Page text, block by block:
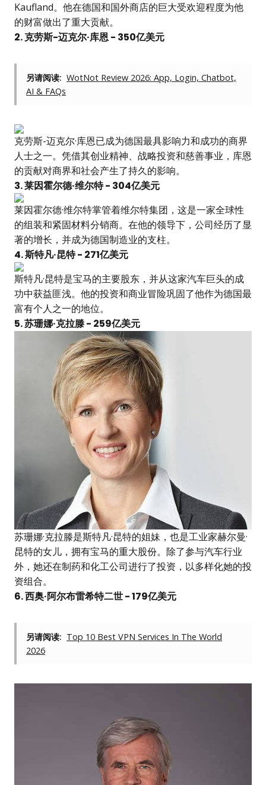
Kaufland。他在德国和国外商店的巨大受欢迎程度为他
的财富做出了重大贡献。
2. 克劳斯-迈克尔·库恩 - 350亿美元
另请阅读: WotNot Review 2026: App, Login, Chatbot,
AI & FAQs
克劳斯-迈克尔·库恩已成为德国最具影响力和成功的商界
人士之一。凭借其创业精神、战略投资和慈善事业，库恩
的贡献对商界和社会产生了持久的影响。
3. 莱因霍尔德·维尔特 - 304亿美元
莱因霍尔德·维尔特掌管着维尔特集团，这是一家全球性
的组装和紧固材料分销商。在他的领导下，公司经历了显
著的增长，并成为德国制造业的支柱。
4. 斯特凡·昆特 - 271亿美元
斯特凡·昆特是宝马的主要股东，并从这家汽车巨头的成
功中获益匪浅。他的投资和商业冒险巩固了他作为德国最
富有个人之一的地位。
5. 苏珊娜·克拉滕 - 259亿美元
苏珊娜·克拉滕是斯特凡·昆特的姐妹，也是工业家赫尔曼·
昆特的女儿，拥有宝马的重大股份。除了参与汽车行业
外，她还在制药和化工公司进行了投资，以多样化她的投
资组合。
6. 西奥·阿尔布雷希特二世 - 179亿美元
另请阅读: Top 10 Best VPN Services In The World
2026